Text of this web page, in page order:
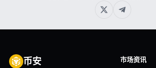
币安 市场资讯